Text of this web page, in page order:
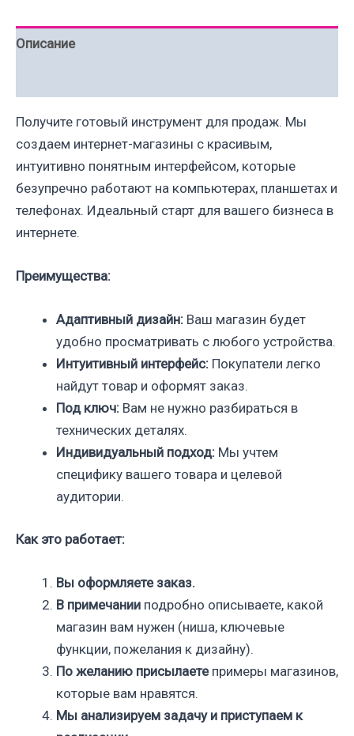
на
Wordpress
Описание
Получите готовый инструмент для продаж. Мы
создаем интернет-магазины с красивым,
интуитивно понятным интерфейсом, которые
безупречно работают на компьютерах, планшетах и
телефонах. Идеальный старт для вашего бизнеса в
интернете.
Преимущества:
Адаптивный дизайн: Ваш магазин будет
удобно просматривать с любого устройства.
Интуитивный интерфейс: Покупатели легко
найдут товар и оформят заказ.
Под ключ: Вам не нужно разбираться в
технических деталях.
Индивидуальный подход: Мы учтем
специфику вашего товара и целевой
аудитории.
Как это работает:
Вы оформляете заказ.
В примечании подробно описываете, какой
магазин вам нужен (ниша, ключевые
функции, пожелания к дизайну).
По желанию присылаетепримеры магазинов,
которые вам нравятся.
Мы анализируем задачу и приступаем к